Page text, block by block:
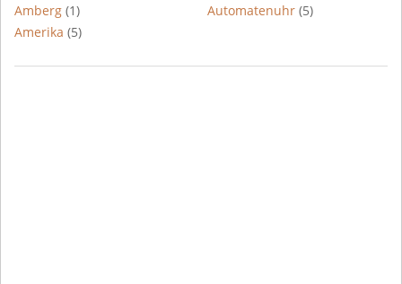
Amberg (1)
Amerika (5)
Automatenuhr (5)